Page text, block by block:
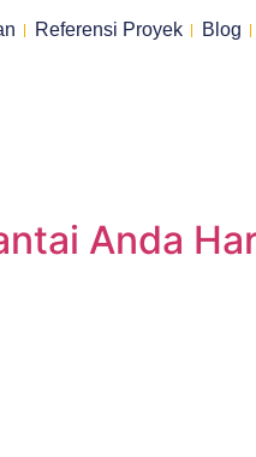
Referensi Proyek Blog
Anda